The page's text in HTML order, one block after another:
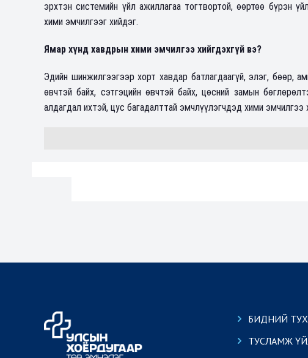
эрхтэн системийн үйл ажиллагаа тогтвортой, өөртөө бүрэн
хими эмчилгээг хийдэг.
Ямар хүнд хавдрын хими эмчилгээ хийгдэхгүй вэ?
Эдийн шинжилгээгээр хорт хавдар батлагдаагүй, элэг, бөөр,
өвчтэй байх, сэтгэцийн өвчтэй байх, цөсний замын
алдагдал ихтэй, цус багадалттай эмчлүүлэгчдэд хими эмчилгээ
БИДНИЙ
ТУСЛАМЖ